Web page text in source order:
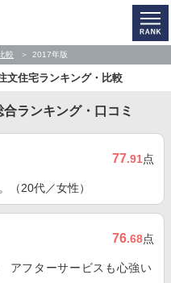
較 2017年版
文住宅ランキング・比較
ランキング・口コミ
77.91点
（20代／女性）
76.68点
アフターサービスも心強い